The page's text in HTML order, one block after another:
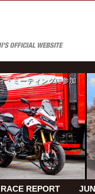
ミーティングに参加
RACE REPORT